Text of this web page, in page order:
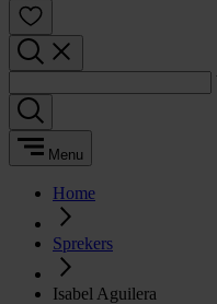
Menu
Home
Sprekers
Isabel Aguilera